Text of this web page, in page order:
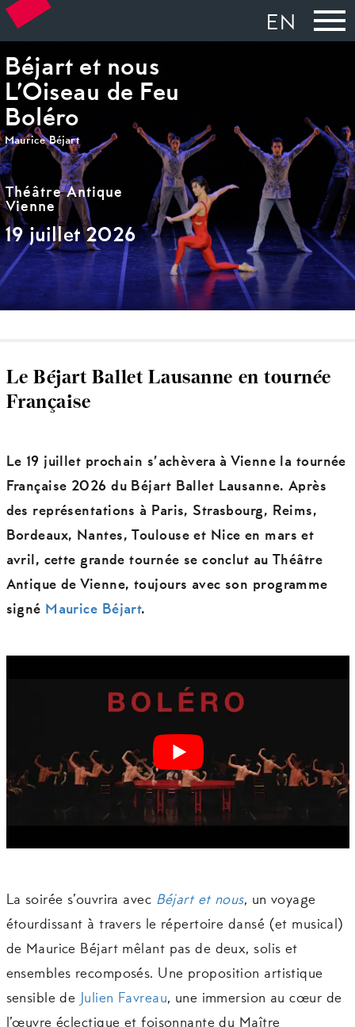
EN
Béjart et nous
L’Oiseau de Feu
Boléro
Maurice Béjart
Théâtre Antique
Vienne
19 juillet 2026
Le Béjart Ballet Lausanne en tournée
Française
Le 19 juillet prochain s’achèvera à Vienne la tournée
Française 2026 du Béjart Ballet Lausanne. Après
des représentations à Paris, Strasbourg, Reims,
Bordeaux, Nantes, Toulouse et Nice en mars et
avril, cette grande tournée se conclut au Théâtre
Antique de Vienne, toujours avec son programme
signé Maurice Béjart.
La soirée s’ouvrira avec Béjart et nous, un voyage
étourdissant à travers le répertoire dansé (et musical)
de Maurice Béjart mêlant pas de deux, solis et
ensembles recomposés. Une proposition artistique
sensible de Julien Favreau, une immersion au cœur de